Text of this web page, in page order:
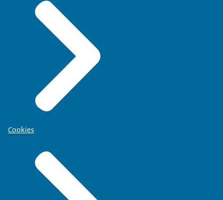
Cookies